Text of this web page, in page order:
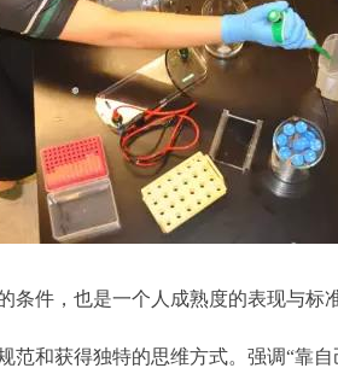
件，也是一个人成熟度的表现与
和获得独特的思维方式。强调“靠